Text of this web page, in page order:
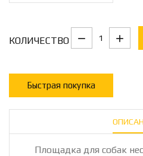
КОЛИЧЕСТВО
Быстрая покупка
Площадка для собак